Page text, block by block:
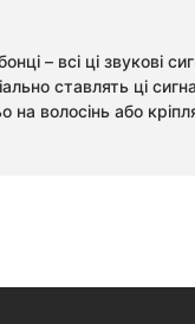
– всі ці звукові
ставлять ці
на волосінь або